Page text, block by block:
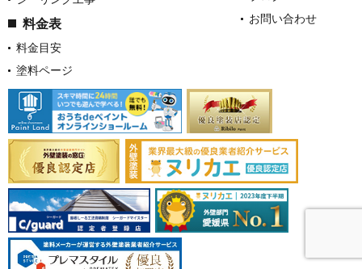
料金表
料金目安
塗料ページ
お問い合わせ